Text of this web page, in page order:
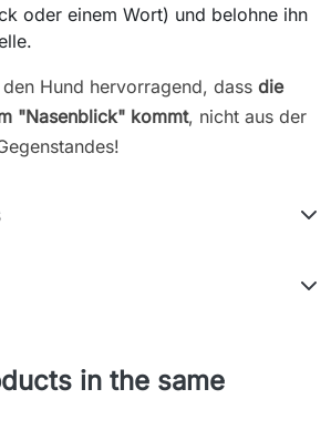
oder einem Wort) und belohne ihn
Hund hervorragend, dass die
"Nasenblick" kommt, nicht aus der
in the same